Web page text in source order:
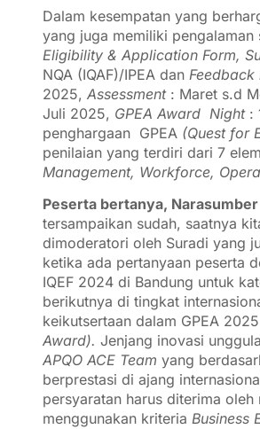
Dalam kesempatan yang
yang juga memiliki pengalaman
Eligibility & Application Form,
NQA (IQAF)/IPEA dan
2025, Assessment : Maret s.d
Juli 2025, GPEA Award Night:
penghargaan GPEA (Quest for
penilaian yang terdiri dari 7
Management, Workforce,
Peserta bertanya,
tersampaikan sudah, saatnya
dimoderatori oleh Suradi yang
ketika ada pertanyaan peserta
IQEF 2024 di Bandung untuk
berikutnya di tingkat
keikutsertaan dalam GPEA
Award). Jenjang inovasi
APQO ACE Team yang
berprestasi di ajang
persyaratan harus diterima
menggunakan kriteria Business